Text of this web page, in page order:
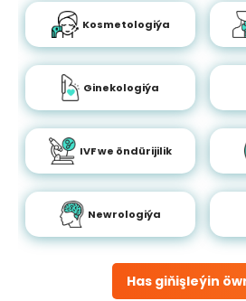
Has giňişleýin
Kosmetologiýa
Ginekologiýa
IVF we öndürijilik
Newrologiýa